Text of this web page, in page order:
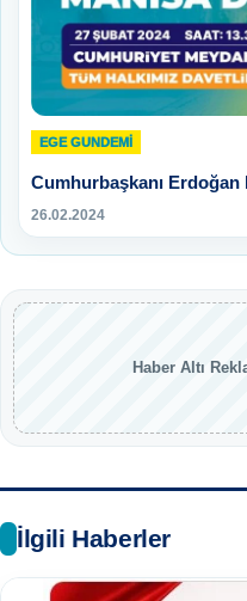
EGE GUNDEMİ
Cumhurbaşkanı Erdoğan
26.02.2024
Haber Altı
İlgili Haberler